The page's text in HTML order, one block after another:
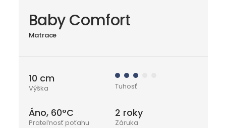
Baby Comfort
Matrace
Výška
10 cm
Tuhosť
Prateľnosť poťahu
Áno, 60°C
Záruka
2 roky